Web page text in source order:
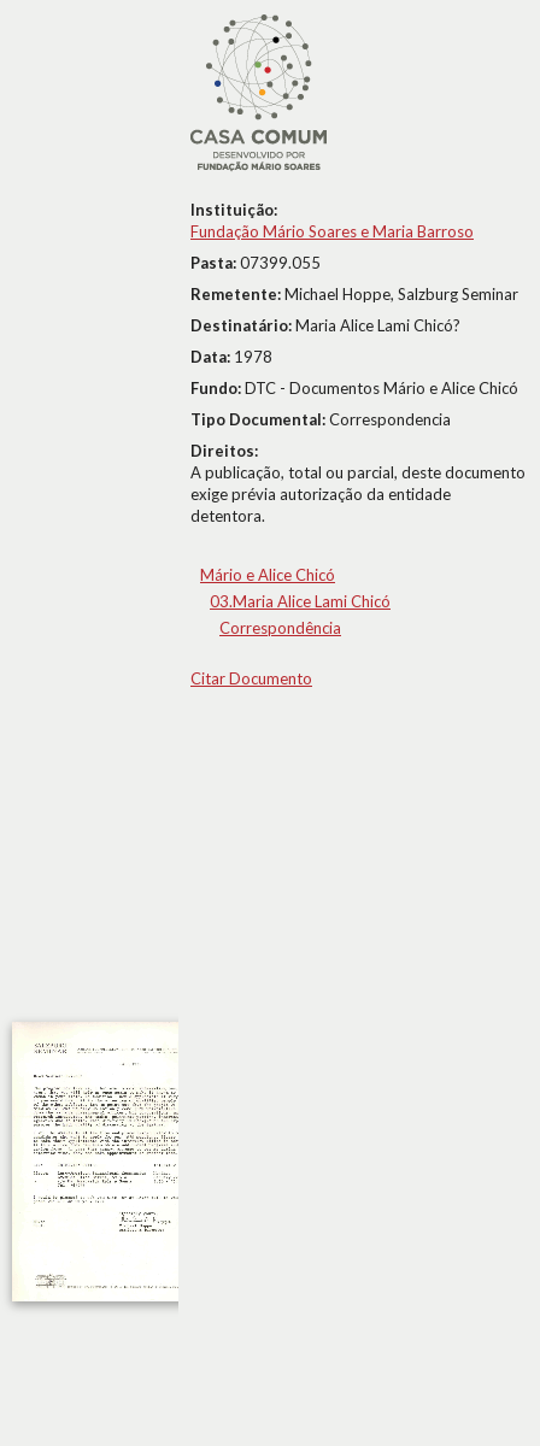
Instituição:
Fundação Mário Soares e Maria Barroso
Pasta:07399.055
Remetente:Michael Hoppe, Salzburg Seminar
Destinatário:Maria Alice Lami Chicó?
Data: 1978
Fundo:DTC - Documentos Mário e Alice Chicó
Tipo Documental:Correspondencia
Direitos:
A publicação, total ou parcial, deste documento
exige prévia autorização da entidade
detentora.
Mário e Alice Chicó
03.Maria Alice Lami Chicó
Correspondência
Citar Documento